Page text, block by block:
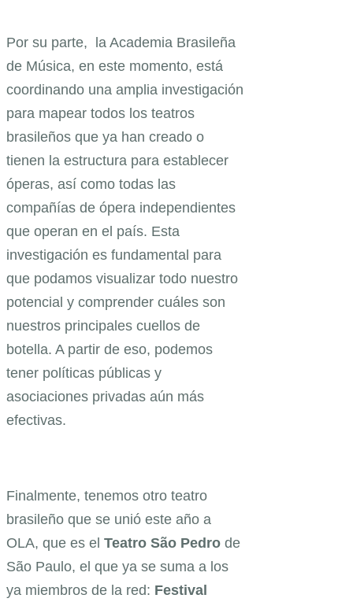
Por su parte, la Academia Brasileña
de Música, en este momento, está
coordinando una amplia investigación
para mapear todos los teatros
brasileños que ya han creado o
tienen la estructura para establecer
óperas, así como todas las
compañías de ópera independientes
que operan en el país. Esta
investigación es fundamental para
que podamos visualizar todo nuestro
potencial y comprender cuáles son
nuestros principales cuellos de
botella. A partir de eso, podemos
tener políticas públicas y
asociaciones privadas aún más
efectivas.
Finalmente, tenemos otro teatro
brasileño que se unió este año a
OLA, que es el Teatro São Pedro de
São Paulo, el que ya se suma a los
ya miembros de la red: Festival